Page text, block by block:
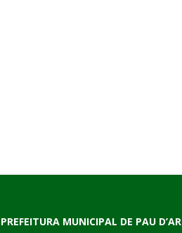
PREFEITURA MUNICIPAL DE PAU